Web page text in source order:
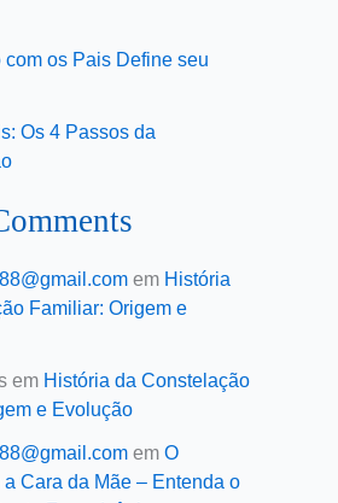
os Pais Define seu
Os 4 Passos da
em História
Familiar: Origem e
em História da Constelação
e Evolução
em O
Cara da Mãe – Entenda o